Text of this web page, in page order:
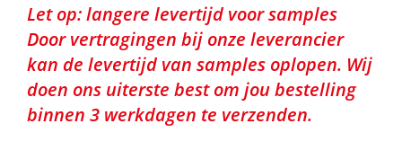
Let op: langere levertijd voor samples
Door vertragingen bij onze leverancier
kan de levertijd van samples oplopen. Wij
doen ons uiterste best om jou bestelling
binnen 3 werkdagen te verzenden.